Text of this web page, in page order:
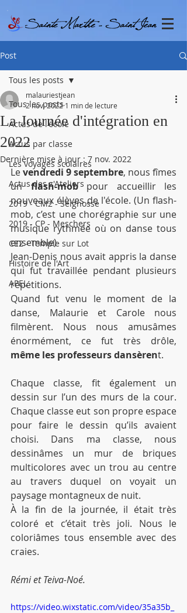
Post
Tous les posts
Actus de l'école
Actus par classe
Les voyages scolaires
Actus des z'Ateliers
2019 - CM2 - Seignosse
2019 - CP - Meschers
CE2 - Temple sur Lot
Histoire de l'Art
APEL
Tous les posts
La Journée d'intégration en
2022
malauriestjean
2 nov. 2022 1 min de lecture
Dernière mise à jour : 7 nov. 2022
Le vendredi 9 septembre, nous fîmes
un flash-mob pour accueillir les
nouveaux élèves de l'école. (Un flash-
mob, c’est une chorégraphie sur une
musique rythmée où on danse tous
ensemble)
Jean-Denis nous avait appris la danse
qui fut travaillée pendant plusieurs
répétitions.
Quand fut venu le moment de la
danse, Malaurie et Carole nous
filmèrent. Nous nous amusâmes
même les professeurs dansèrent.
Chaque classe, fit également un
dessin sur l’un des murs de la cour.
Chaque classe eut son propre espace
pour faire le dessin qu’ils avaient
choisi. Dans ma classe, nous
dessinâmes un mur de briques
multicolores avec un trou au centre
au travers duquel on voyait un
paysage montagneux de nuit.
À la fin de la journée, il était très
coloré et c’était très joli. Nous le
coloriâmes tous ensemble avec des
craies.
Rémi et Teiva-Noé.
https://video.wixstatic.com/video/35a35b_